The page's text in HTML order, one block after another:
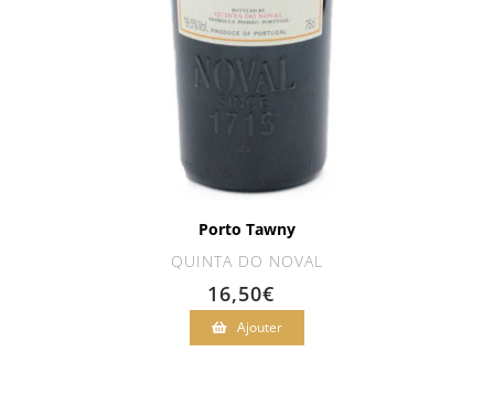
Porto Tawny
QUINTA DO NOVAL
16,50€
Ajouter